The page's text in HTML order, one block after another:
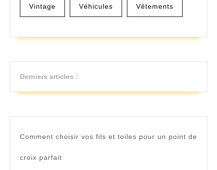
Vintage Véhicules Vêtements
Derniers articles :
Comment choisir vos fils et toiles pour un point de
croix parfait